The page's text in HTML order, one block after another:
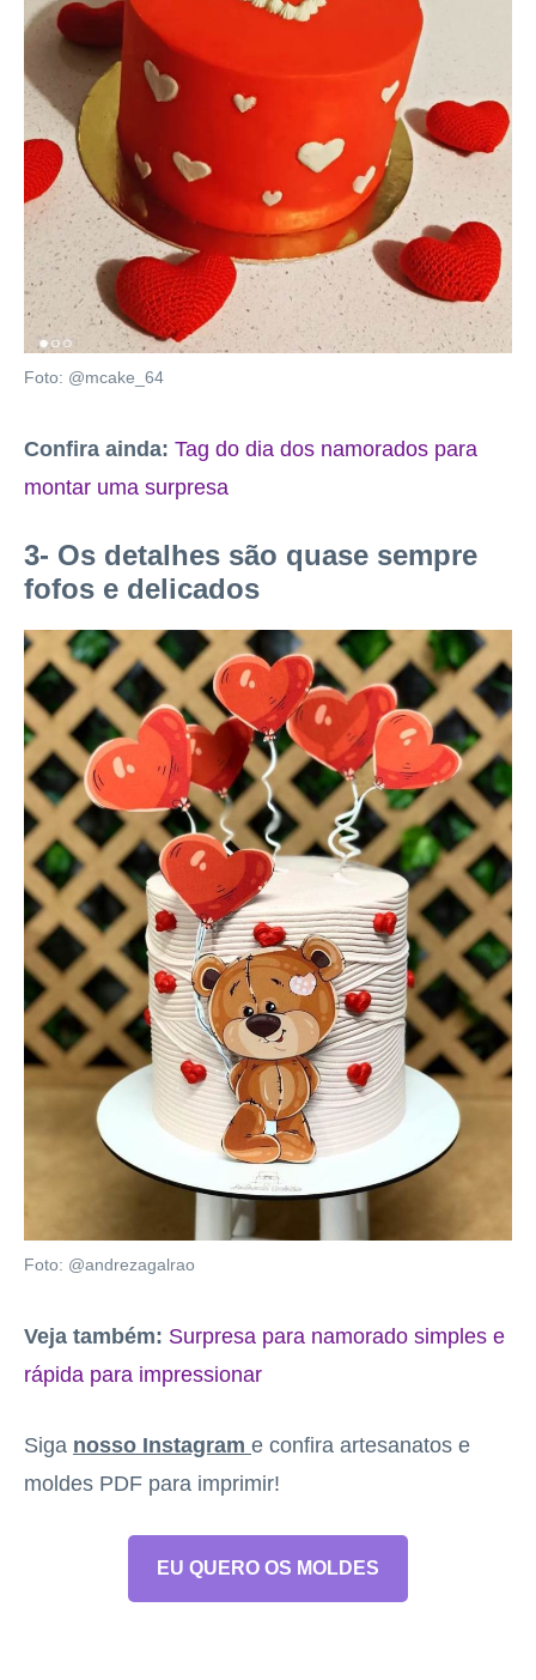
Foto: @mcake_64
Confira ainda: Tag do dia dos namorados para
montar uma surpresa
3- Os detalhes são quase sempre
fofos e delicados
Foto: @andrezagalrao
Veja também: Surpresa para namorado simples e
rápida para impressionar
Siga nosso Instagram e confira artesanatos e
moldes PDF para imprimir!
EU QUERO OS MOLDES